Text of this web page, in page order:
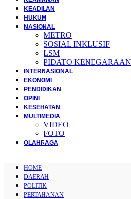
KEADILAN
HUKUM
NASIONAL
METRO
SOSIAL INKLUSIF
LSM
PIDATO KENEGARAAN
INTERNASIONAL
EKONOMI
PENDIDIKAN
OPINI
KESEHATAN
MULTIMEDIA
VIDEO
FOTO
OLAHRAGA
HOME
DAERAH
POLITIK
PERTAHANAN